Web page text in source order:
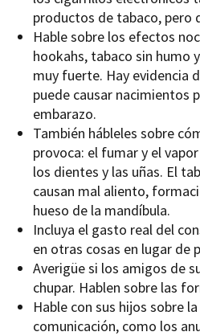
productos de tabaco, pero
Hable sobre los efectos
hookahs, tabaco sin humo
muy fuerte. Hay evidencia
puede causar nacimientos
embarazo.
También hábleles sobre
provoca: el fumar y el
los dientes y las uñas. El
causan mal aliento,
hueso de la mandíbula.
Incluya el gasto real del
en otras cosas en lugar de
Averigüe si los amigos de
chupar. Hablen sobre las
Hable con sus hijos sobre
comunicación, como los